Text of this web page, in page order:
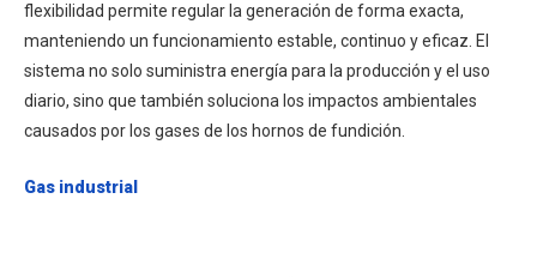
flexibilidad permite regular la generación de forma exacta,
manteniendo un funcionamiento estable, continuo y eficaz. El
sistema no solo suministra energía para la producción y el uso
diario, sino que también soluciona los impactos ambientales
causados por los gases de los hornos de fundición.
Gas industrial